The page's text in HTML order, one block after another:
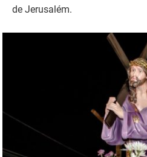
de Jerusalém.